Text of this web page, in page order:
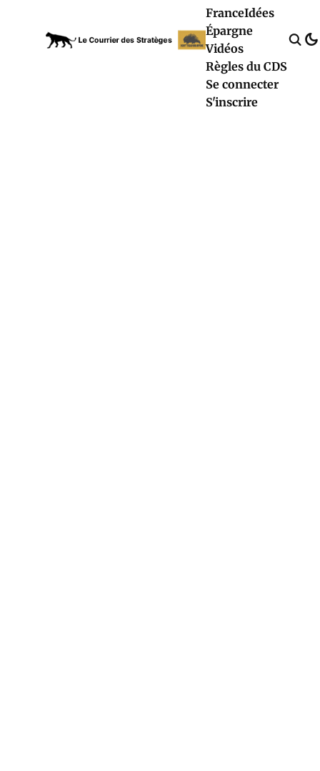
FranceIdées
Épargne
Vidéos
Règles du CDS
Se connecter
S'inscrire